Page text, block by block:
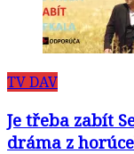
TV DAV
Je třeba zabít
dráma z